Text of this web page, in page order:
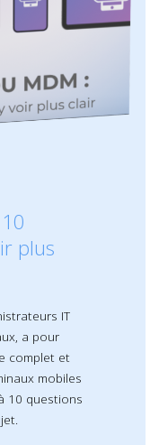
plus
IT
a pour
complet et
mobiles
10 questions